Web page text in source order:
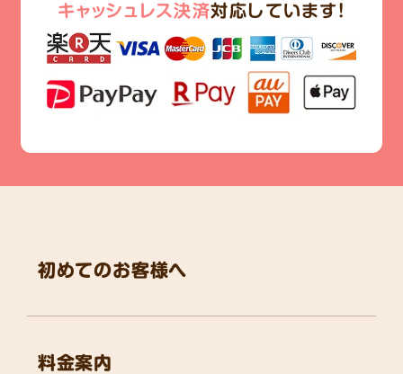
キャッシュレス決済対応しています!
初めてのお客様へ
料金案内